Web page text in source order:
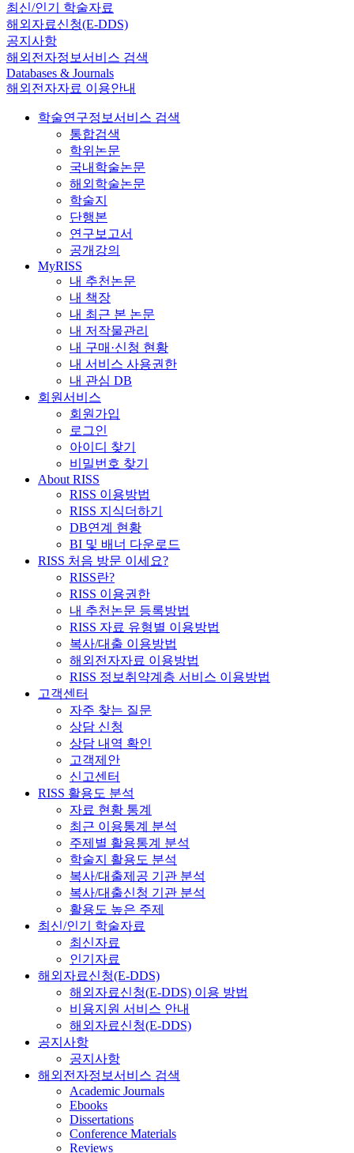
최신/인기 학술자료
해외자료신청(E-DDS)
공지사항
해외전자정보서비스 검색
Databases & Journals
해외전자자료 이용안내
학술연구정보서비스 검색
통합검색
학위논문
국내학술논문
해외학술논문
학술지
단행본
연구보고서
공개강의
MyRISS
내 추천논문
내 책장
내 최근 본 논문
내 저작물관리
내 구매·신청 현황
내 서비스 사용권한
내 관심 DB
회원서비스
회원가입
로그인
아이디 찾기
비밀번호 찾기
About RISS
RISS 이용방법
RISS 지식더하기
DB연계 현황
BI 및 배너 다운로드
RISS 처음 방문 이세요?
RISS란?
RISS 이용권한
내 추천논문 등록방법
RISS 자료 유형별 이용방법
복사/대출 이용방법
해외전자자료 이용방법
RISS 정보취약계층 서비스 이용방법
고객센터
자주 찾는 질문
상담 신청
상담 내역 확인
고객제안
신고센터
RISS 활용도 분석
자료 현황 통계
최근 이용통계 분석
주제별 활용통계 분석
학술지 활용도 분석
복사/대출제공 기관 분석
복사/대출신청 기관 분석
활용도 높은 주제
최신/인기 학술자료
최신자료
인기자료
해외자료신청(E-DDS)
해외자료신청(E-DDS) 이용 방법
비용지원 서비스 안내
해외자료신청(E-DDS)
공지사항
공지사항
해외전자정보서비스 검색
Academic Journals
Ebooks
Dissertations
Conference Materials
Reviews